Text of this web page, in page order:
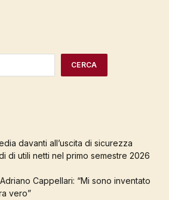
CERCA
davanti all’uscita di sicurezza
di utili netti nel primo semestre 2026
Cappellari: “Mi sono inventato
vero”